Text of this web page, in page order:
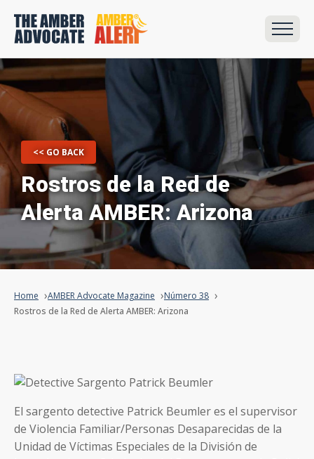
Rostros de la Red de
Alerta AMBER: Arizona
<< GO BACK
Home AMBER Advocate Magazine
Número 38
Rostros de la Red de Alerta AMBER: Arizona
El sargento detective Patrick Beumler es el supervisor
de Violencia Familiar/Personas Desaparecidas de la
Unidad de Víctimas Especiales de la División de